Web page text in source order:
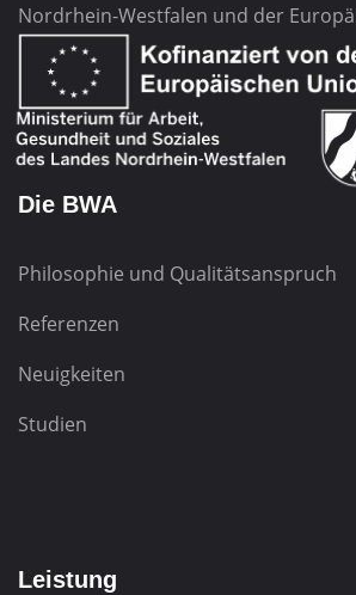
Nordrhein-Westfalen und der
Die BWA
Philosophie und Qualitätsanspruch
Referenzen
Neuigkeiten
Studien
Leistung